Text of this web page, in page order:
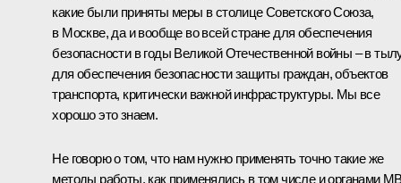
какие были приняты меры в столице Советского Союза,
в Москве, да и вообще во всей стране для обеспечения
безопасности в годы Великой Отечественной войны – в
для обеспечения безопасности защиты граждан, объектов
транспорта, критически важной инфраструктуры. Мы все
хорошо это знаем.
Не говорю о том, что нам нужно применять точно такие же
методы работы, как применялись в том числе и органами